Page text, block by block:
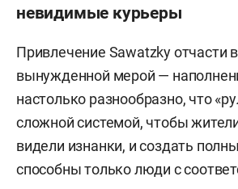
невидимые курьеры
Привлечение Sawatzky отчасти
вынужденной мерой —
настолько разнообразно, что
сложной системой, чтобы
видели изнанки, и создать
способны только люди с